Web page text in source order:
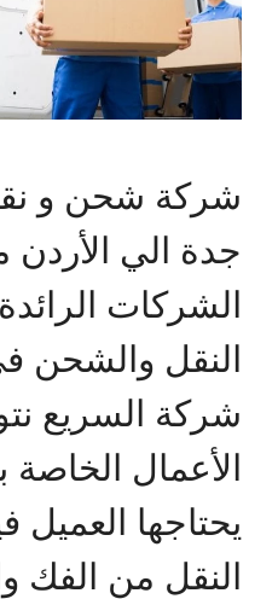
شركة شحن و
جدة الي
الشركات
النقل والشحن
شركة السريع
الأعمال الخاصة
يحتاجها
النقل من الفك